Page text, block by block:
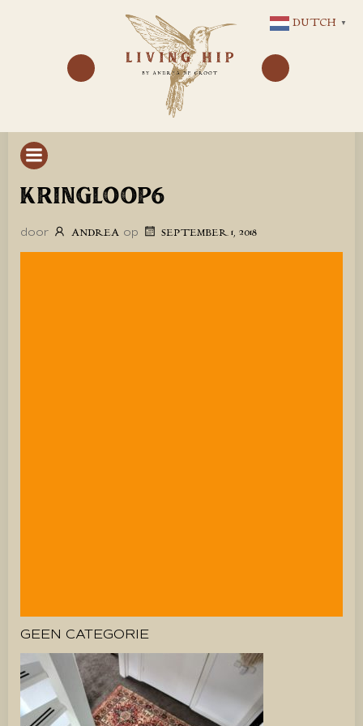
NAAR
DE
INHOUD
KRINGLOOP6
door ANDREA op SEPTEMBER 1, 2018
GEEN CATEGORIE
DUTCH ▼